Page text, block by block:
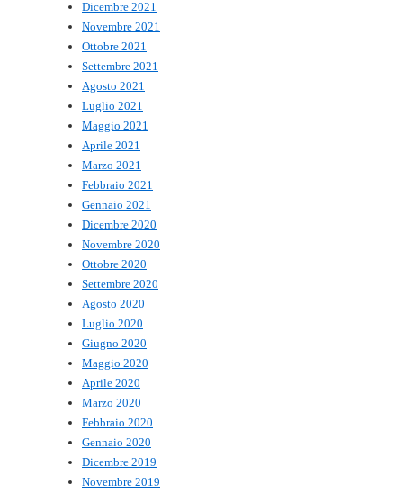
Dicembre 2021
Novembre 2021
Ottobre 2021
Settembre 2021
Agosto 2021
Luglio 2021
Maggio 2021
Aprile 2021
Marzo 2021
Febbraio 2021
Gennaio 2021
Dicembre 2020
Novembre 2020
Ottobre 2020
Settembre 2020
Agosto 2020
Luglio 2020
Giugno 2020
Maggio 2020
Aprile 2020
Marzo 2020
Febbraio 2020
Gennaio 2020
Dicembre 2019
Novembre 2019